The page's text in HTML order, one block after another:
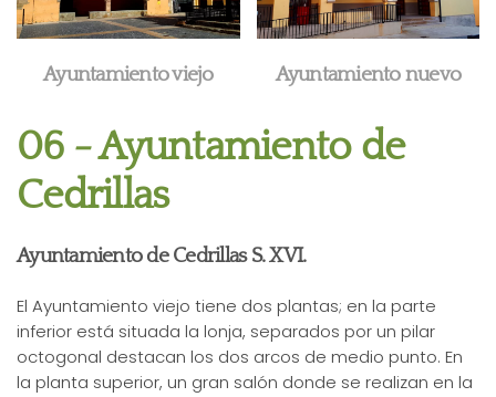
Ayuntamiento viejo Ayuntamiento nuevo
06 - Ayuntamiento de
Cedrillas
Ayuntamiento de Cedrillas S. XVI.
El Ayuntamiento viejo tiene dos plantas; en la parte
inferior está situada la lonja, separados por un pilar
octogonal destacan los dos arcos de medio punto. En
la planta superior, un gran salón donde se realizan en la